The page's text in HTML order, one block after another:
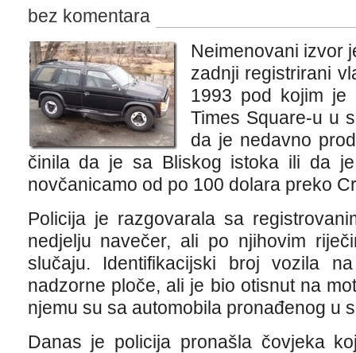
bez komentara
Neimenovani izvor
zadnji registrirani
1993 pod kojim je
Times Square-u u
da je nedavno
činila da je sa Bliskog istoka ili da
novčanicamo od po 100 dolara preko
Policija je razgovarala sa
nedjelju navečer, ali po njihovim
slučaju. Identifikacijski broj vozila
nadzorne ploče, ali je bio otisnut na
njemu su sa automobila pronađenog u
Danas je policija pronašla čovjeka